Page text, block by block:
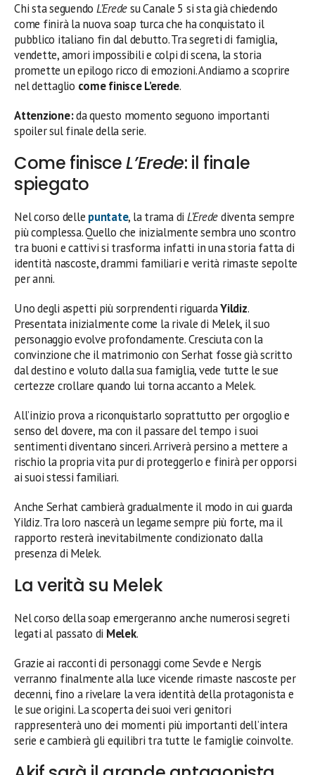
Chi sta seguendo L’Eredesu Canale 5 si sta già chiedendo
come finirà la nuova soap turca che ha conquistato il
pubblico italiano fin dal debutto. Tra segreti di famiglia,
vendette, amori impossibili e colpi di scena, la storia
promette un epilogo ricco di emozioni. Andiamo a scoprire
nel dettaglio come finisce L’erede.
Attenzione:da questo momento seguono importanti
spoiler sul finale della serie.
Come finisceL’Erede: il finale
spiegato
Nel corso delle puntate, la trama di L’Eredediventa sempre
più complessa. Quello che inizialmente sembra uno scontro
tra buoni e cattivi si trasforma infatti in una storia fatta di
identità nascoste, drammi familiari e verità rimaste sepolte
per anni.
Uno degli aspetti più sorprendenti riguardaYildiz.
Presentata inizialmente come la rivale di Melek, il suo
personaggio evolve profondamente. Cresciuta con la
convinzione che il matrimonio con Serhat fosse già scritto
dal destino e voluto dalla sua famiglia, vede tutte le sue
certezze crollare quando lui torna accanto a Melek.
All’inizio prova a riconquistarlo soprattutto per orgoglio e
senso del dovere, ma con il passare del tempo i suoi
sentimenti diventano sinceri. Arriverà persino a mettere a
rischio la propria vita pur di proteggerlo e finirà per opporsi
ai suoi stessi familiari.
Anche Serhat cambierà gradualmente il modo in cui guarda
Yildiz. Tra loro nascerà un legame sempre più forte, ma il
rapporto resterà inevitabilmente condizionato dalla
presenza di Melek.
La verità su Melek
Nel corso della soap emergeranno anche numerosi segreti
legati al passato di Melek.
Grazie ai racconti di personaggi come Sevde e Nergis
verranno finalmente alla luce vicende rimaste nascoste per
decenni, fino a rivelare la vera identità della protagonista e
le sue origini. La scoperta dei suoi veri genitori
rappresenterà uno dei momenti più importanti dell’intera
serie e cambierà gli equilibri tra tutte le famiglie coinvolte.